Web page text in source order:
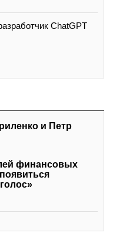
ChatGPT
и Петр
финансовых